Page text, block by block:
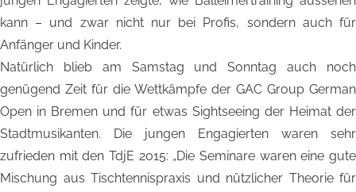
kann – und zwar nicht nur bei Profis, sondern auch für
Anfänger und Kinder.
Natürlich blieb am Samstag und Sonntag auch noch
genügend Zeit für die Wettkämpfe der GAC Group German
Open in Bremen und für etwas Sightseeing der Heimat der
Stadtmusikanten. Die jungen Engagierten waren sehr
zufrieden mit den TdjE 2015: „Die Seminare waren eine gute
Mischung aus Tischtennispraxis und nützlicher Theorie für